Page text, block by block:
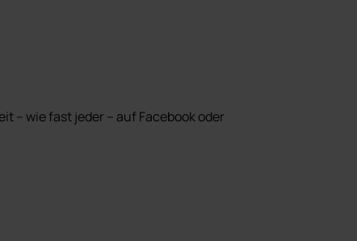
– wie fast jeder – auf Facebook oder